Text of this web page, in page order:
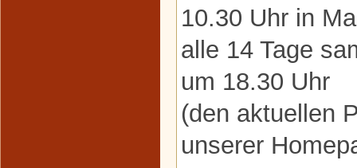
10.30 Uhr in
alle 14 Tage
um 18.30 Uhr
(den aktuellen
unserer